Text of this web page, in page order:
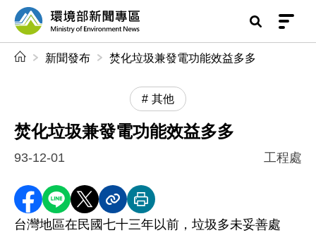
前往中央內容區塊
環境部新聞專區
新聞發布 焚化垃圾兼發電功能效益多多
其他
焚化垃圾兼發電功能效益多多
93-12-01 工程處
分享至 Facebook
分享到 LINE
分享到 X分享內容連結
列印本頁
台灣地區在民國七十三年以前，垃圾多未妥善處